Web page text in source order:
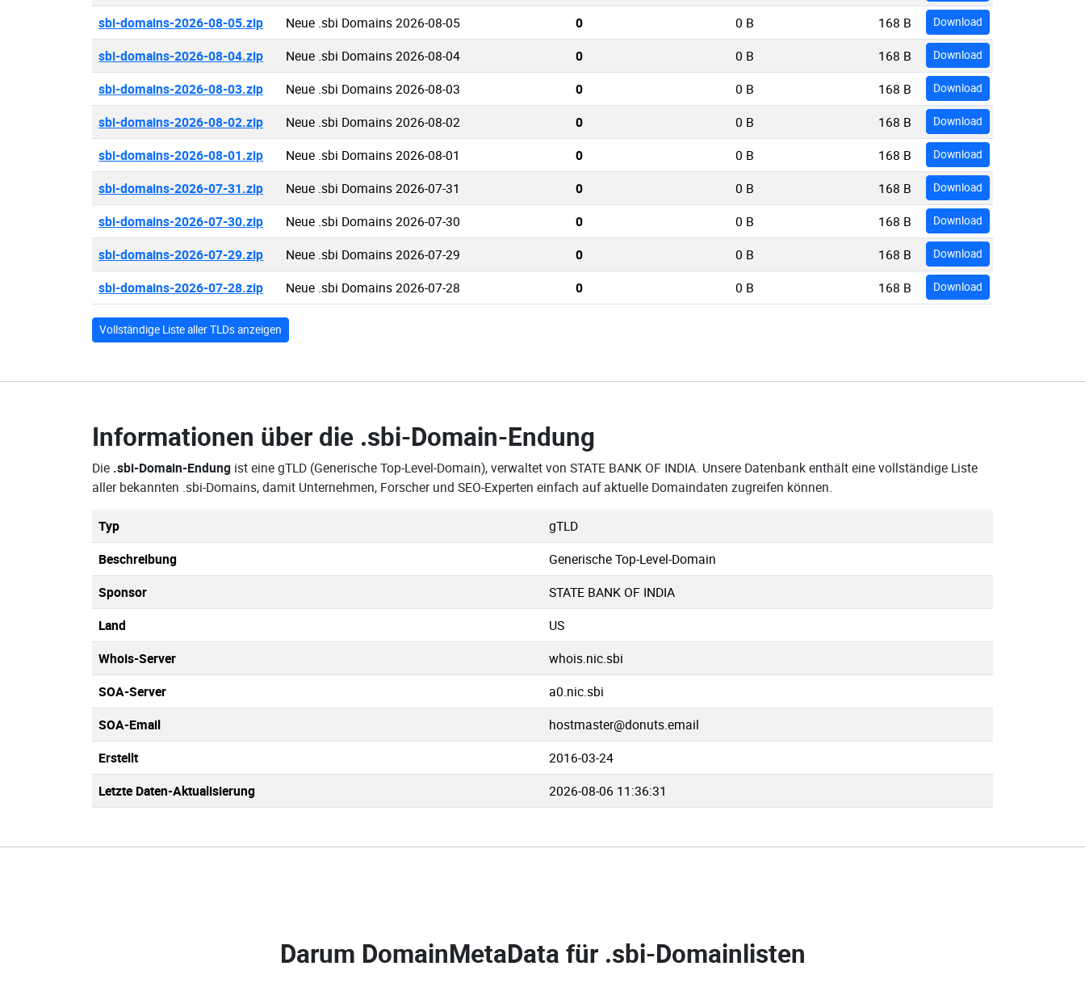
sbi-domains-2026-08-05.zip Neue .sbi Domains 2026-08-05 0 0 B 168 B Download
sbi-domains-2026-08-04.zip Neue .sbi Domains 2026-08-04 0 0 B 168 B Download
sbi-domains-2026-08-03.zip Neue .sbi Domains 2026-08-03 0 0 B 168 B Download
sbi-domains-2026-08-02.zip Neue .sbi Domains 2026-08-02 0 0 B 168 B Download
sbi-domains-2026-08-01.zip Neue .sbi Domains 2026-08-01 0 0 B 168 B Download
sbi-domains-2026-07-31.zip Neue .sbi Domains 2026-07-31 0 0 B 168 B Download
sbi-domains-2026-07-30.zip Neue .sbi Domains 2026-07-30 0 0 B 168 B Download
sbi-domains-2026-07-29.zip Neue .sbi Domains 2026-07-29 0 0 B 168 B Download
sbi-domains-2026-07-28.zip Neue .sbi Domains 2026-07-28 0 0 B 168 B Download
Vollständige Liste aller TLDs anzeigen
Informationen über die .sbi-Domain-Endung
Die .sbi-Domain-Endung ist eine gTLD (Generische Top-Level-Domain), verwaltet von STATE BANK OF INDIA. Unsere Datenbank enthält eine vollständige Liste
aller bekannten .sbi-Domains, damit Unternehmen, Forscher und SEO-Experten einfach auf aktuelle Domaindaten zugreifen können.
Typ
gTLD
Beschreibung
Generische Top-Level-Domain
Sponsor
STATE BANK OF INDIA
Land
US
Whois-Server
whois.nic.sbi
SOA-Server
a0.nic.sbi
SOA-Email
hostmaster@donuts.email
Erstellt
2016-03-24
Letzte Daten-Aktualisierung
2026-08-06 11:36:31
Darum DomainMetaData für .sbi-Domainlisten